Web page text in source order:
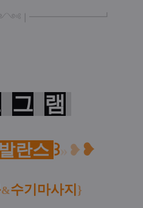
━━━━━━━━┛
그 램
란스 ꒱» ❥ ❥
&수기마사지 }